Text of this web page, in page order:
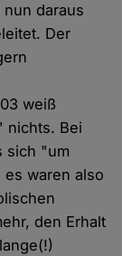
daraus
Der
weiß
nichts. Bei
sich "um
es waren also
den Erhalt